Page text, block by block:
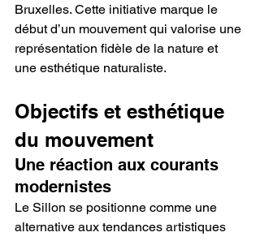
Bruxelles. Cette initiative marque le
début d’un mouvement qui valorise une
représentation fidèle de la nature et
une esthétique naturaliste.
Objectifs et esthétique
du mouvement
Une réaction aux courants
modernistes
Le Sillon se positionne comme une
alternative aux tendances artistiques